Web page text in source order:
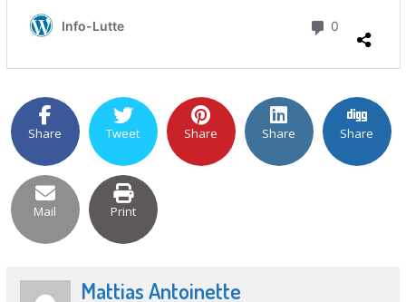
Share Tweet Share Share Share
Mail Print
Mattias Antoinette